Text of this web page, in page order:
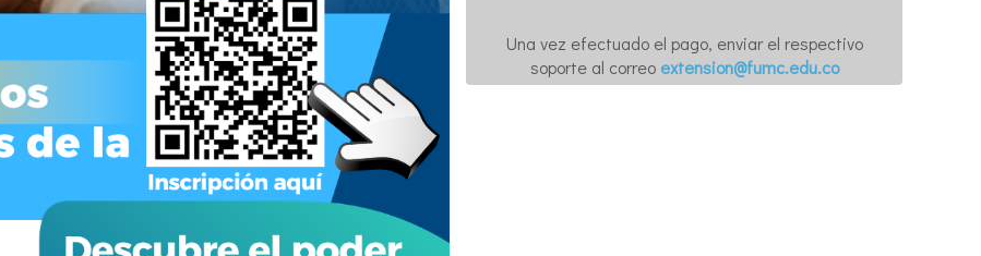
Una vez efectuado el pago, enviar el respectivo
soporte al correo extension@fumc.edu.co